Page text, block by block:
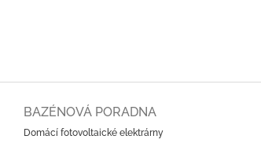
BAZÉNOVÁ PORADNA
Domácí fotovoltaické elektrárny